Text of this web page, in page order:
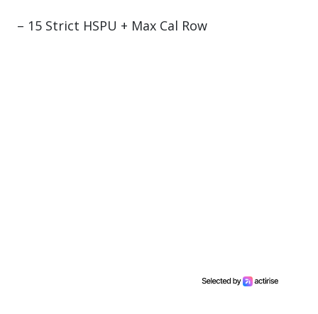
– 15 Strict HSPU + Max Cal Row